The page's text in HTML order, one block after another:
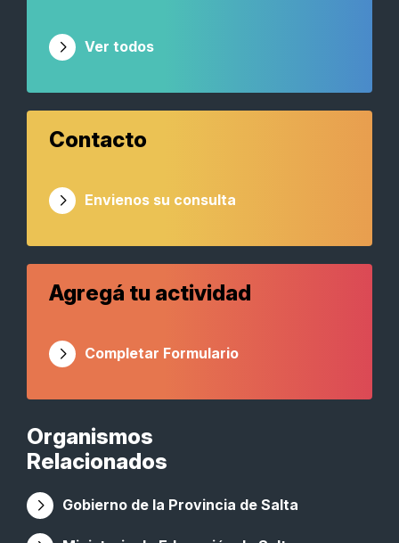
Organismos
Relacionados
Gobierno de la Provincia de Salta
Ver todos
Contacto
Envienos su consulta
Agregá tu actividad
Completar Formulario